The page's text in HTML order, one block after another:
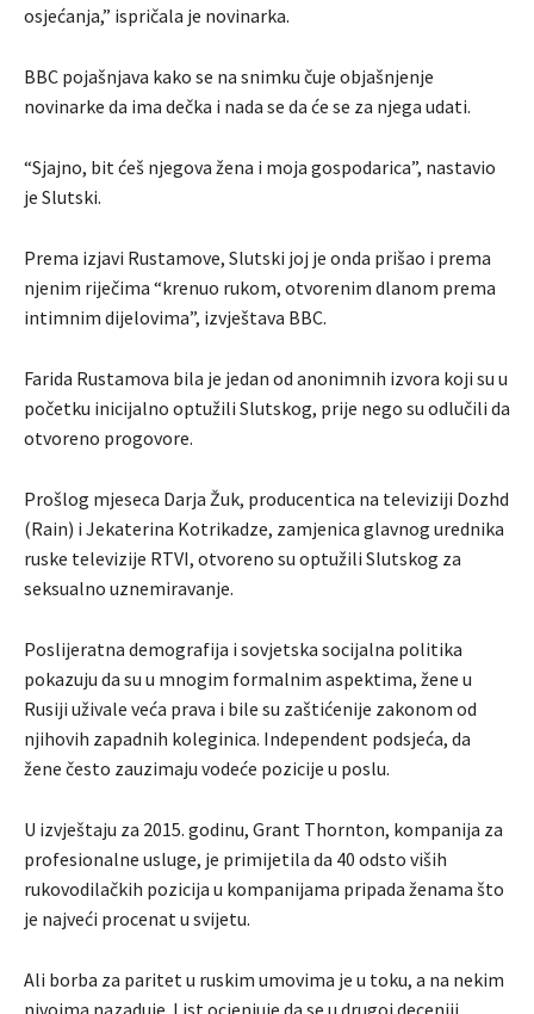
osjećanja,” ispričala je novinarka.
BBC pojašnjava kako se na snimku čuje objašnjenje
novinarke da ima dečka i nada se da će se za njega udati.
“Sjajno, bit ćeš njegova žena i moja gospodarica”, nastavio
je Slutski.
Prema izjavi Rustamove, Slutski joj je onda prišao i prema
njenim riječima “krenuo rukom, otvorenim dlanom prema
intimnim dijelovima”, izvještava BBC.
Farida Rustamova bila je jedan od anonimnih izvora koji su u
početku inicijalno optužili Slutskog, prije nego su odlučili da
otvoreno progovore.
Prošlog mjeseca Darja Žuk, producentica na televiziji Dozhd
(Rain) i Jekaterina Kotrikadze, zamjenica glavnog urednika
ruske televizije RTVI, otvoreno su optužili Slutskog za
seksualno uznemiravanje.
Poslijeratna demografija i sovjetska socijalna politika
pokazuju da su u mnogim formalnim aspektima, žene u
Rusiji uživale veća prava i bile su zaštićenije zakonom od
njihovih zapadnih koleginica. Independent podsjeća, da
žene često zauzimaju vodeće pozicije u poslu.
U izvještaju za 2015. godinu, Grant Thornton, kompanija za
profesionalne usluge, je primijetila da 40 odsto viših
rukovodilačkih pozicija u kompanijama pripada ženama što
je najveći procenat u svijetu.
Ali borba za paritet u ruskim umovima je u toku, a na nekim